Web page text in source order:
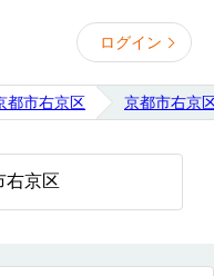
ログイン
都市右京区 京都市右京